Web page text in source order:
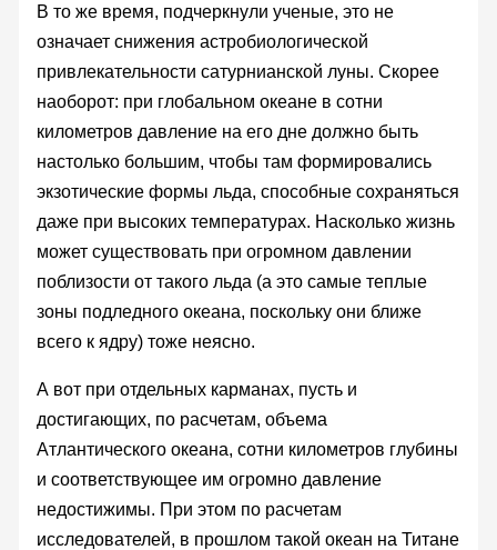
В то же время, подчеркнули ученые, это не
означает снижения астробиологической
привлекательности сатурнианской луны. Скорее
наоборот: при глобальном океане в сотни
километров давление на его дне должно быть
настолько большим, чтобы там формировались
экзотические формы льда, способные сохраняться
даже при высоких температурах. Насколько жизнь
может существовать при огромном давлении
поблизости от такого льда (а это самые теплые
зоны подледного океана, поскольку они ближе
всего к ядру) тоже неясно.
А вот при отдельных карманах, пусть и
достигающих, по расчетам, объема
Атлантического океана, сотни километров глубины
и соответствующее им огромно давление
недостижимы. При этом по расчетам
исследователей, в прошлом такой океан на Титане